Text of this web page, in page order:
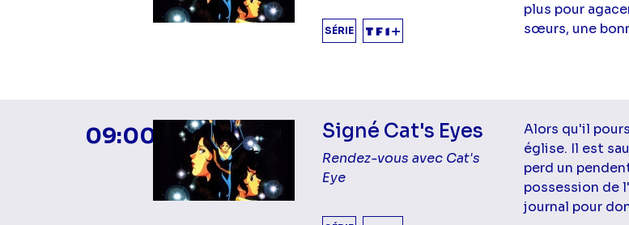
SÉRIE
plus pour
sœurs, une
09:00 Signé Cat's Eyes
Rendez-vous avec Cat's
Eye
Alors qu'il
église. Il est
perd un
possession de
journal pour